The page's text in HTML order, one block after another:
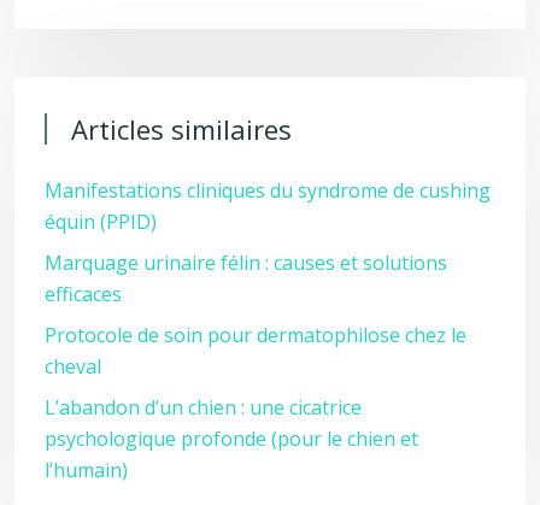
Articles similaires
Manifestations cliniques du syndrome de cushing
équin (PPID)
Marquage urinaire félin : causes et solutions
efficaces
Protocole de soin pour dermatophilose chez le
cheval
L’abandon d’un chien : une cicatrice
psychologique profonde (pour le chien et
l’humain)